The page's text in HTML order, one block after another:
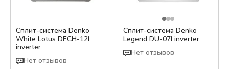
Сплит-система Denko
White Lotus DECH-12I
inverter
Нет отзывов
Сплит-система Denko
Legend DU-07I inverter
Нет отзывов